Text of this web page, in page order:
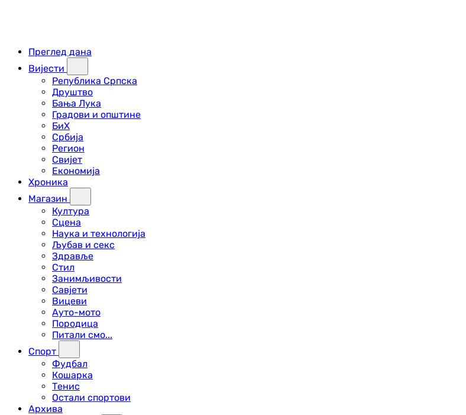
Преглед дана
Вијести
Република Српска
Друштво
Бања Лука
Градови и општине
БиХ
Србија
Регион
Свијет
Економија
Хроника
Магазин
Култура
Сцена
Наука и технологија
Љубав и секс
Здравље
Стил
Занимљивости
Савјети
Вицеви
Ауто-мото
Породица
Питали смо...
Спорт
Фудбал
Кошарка
Тенис
Остали спортови
Архива